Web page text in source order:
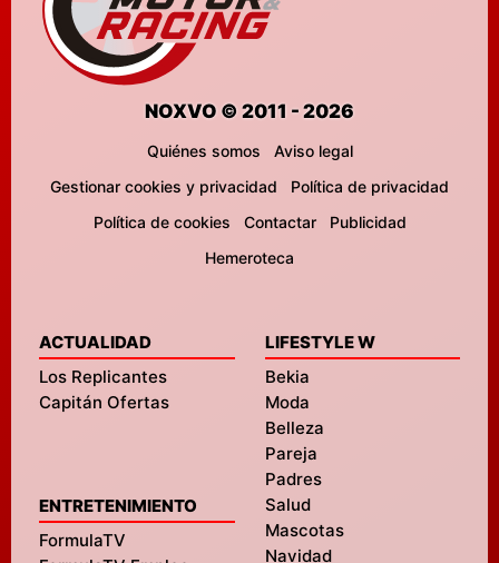
NOXVO © 2011 - 2026
Quiénes somos
Aviso legal
Gestionar cookies y privacidad
Política de privacidad
Política de cookies
Contactar
Publicidad
Hemeroteca
ACTUALIDAD
Los Replicantes
Capitán Ofertas
ENTRETENIMIENTO
FormulaTV
LIFESTYLE W
Bekia
Moda
Belleza
Pareja
Padres
Salud
Mascotas
Navidad